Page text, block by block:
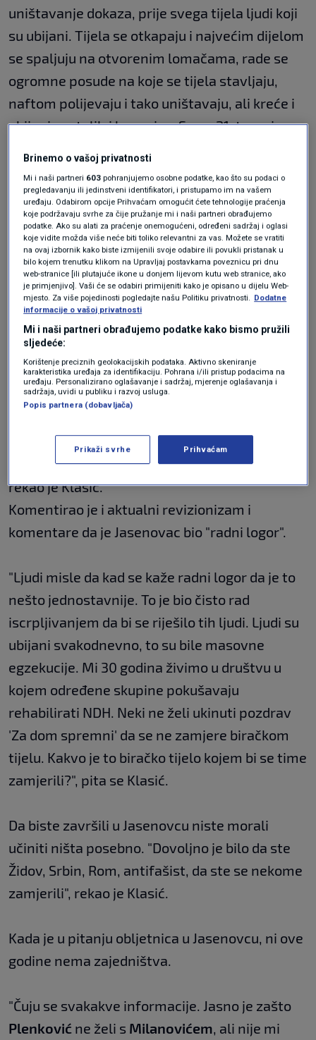
uništavanje dokaza, prije svega tijela ljudi koji
su ubijani. Tijela se otkapaju i najvećim dijelom
se spaljuju na otvorenim lomačama, rade se
ogromne posude na koje se tijela stavljaju,
naftom polijevaju i tako uništavaju, ali kreće i
ubijanje ostalih i bacanje u Savu. 21. travnja
Gradiške je poubijano i tim ljudi, prije svega
komunista koji su bili tamo, odlučio je da se
nema što čekati jer će svi bit poubijani i 22.
kreću u proboj, njih otprilike 600, a preživjet će
ih 90-ak. Među njima je bio iBoris Hanžeković
po kojem imamo memorijal, ugledni hrvatski
sprinter koji nije htio nastupati za
reprezentaciju NDH i počeo surađivati s
partizanima. Nakon toga ustaše miniraju logor,
bježe odatle i početkom svibnja partizanske
snage su ušle u logor", ispričao je Klasić.
Scene koje su tamo zatekli, bile su jezive.
"Tijela su bila na sve strane, jame raskopane...",
rekao je Klasić.
Komentirao je i aktualni revizionizam i
komentare da je Jasenovac bio "radni logor".
"Ljudi misle da kad se kaže radni logor da je to
nešto jednostavnije. To je bio čisto rad
iscrpljivanjem da bi se riješilo tih ljudi. Ljudi su
ubijani svakodnevno, to su bile masovne
egzekucije. Mi 30 godina živimo u društvu u
kojem određene skupine pokušavaju
rehabilirati NDH. Neki ne želi ukinuti pozdrav
'Za dom spremni' da se ne zamjere biračkom
tijelu. Kakvo je to biračko tijelo kojem bi se time
zamjerili?", pita se Klasić.
Da biste završili u Jasenovcu niste morali
učiniti ništa posebno. "Dovoljno je bilo da ste
Židov, Srbin, Rom, antifašist, da ste se nekome
zamjerili", rekao je Klasić.
Kada je u pitanju obljetnica u Jasenovcu, ni ove
godine nema zajedništva.
"Čuju se svakakve informacije. Jasno je zašto
Plenković ne želi s Milanovićem, ali nije mi
Brinemo o vašoj privatnosti
Mi i naši partneri 603 pohranjujemo osobne podatke, kao što su podaci o
pregledavanju ili jedinstveni identifikatori, i pristupamo im na vašem
uređaju. Odabirom opcije Prihvaćam omogućit ćete tehnologije praćenja
koje podržavaju svrhe za čije pružanje mi i naši partneri obrađujemo
podatke. Ako su alati za praćenje onemogućeni, određeni sadržaj i oglasi
koje vidite možda više neće biti toliko relevantni za vas. Možete se vratiti
na ovaj izbornik kako biste izmijenili svoje odabire ili povukli pristanak u
bilo kojem trenutku klikom na Upravljaj postavkama poveznicu pri dnu
web-stranice [ili plutajuće ikone u donjem lijevom kutu web stranice, ako
je primjenjivo]. Vaši će se odabiri primijeniti kako je opisano u dijelu Web-
mjesto. Za više pojedinosti pogledajte našu Politiku privatnosti. Dodatne
informacije o vašoj privatnosti
Mi i naši partneri obrađujemo podatke kako bismo pružili
sljedeće:
Korištenje preciznih geolokacijskih podataka. Aktivno skeniranje
karakteristika uređaja za identifikaciju. Pohrana i/ili pristup podacima na
uređaju. Personalizirano oglašavanje i sadržaj, mjerenje oglašavanja i
sadržaja, uvidi u publiku i razvoj usluga.
Popis partnera (dobavljača)
Prikaži svrhe Prihvaćam